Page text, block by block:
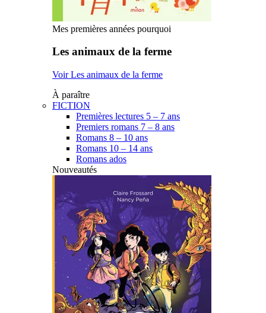
Mes premières années pourquoi
Les animaux de la ferme
Voir Les animaux de la ferme
À paraître
FICTION
Premières lectures 5 – 7 ans
Premiers romans 7 – 8 ans
Romans 8 – 10 ans
Romans 10 – 14 ans
Romans ados
Nouveautés